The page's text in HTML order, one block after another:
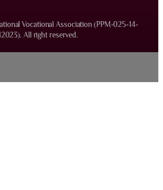
Vocational Association (PPM-025-14-
All right reserved.